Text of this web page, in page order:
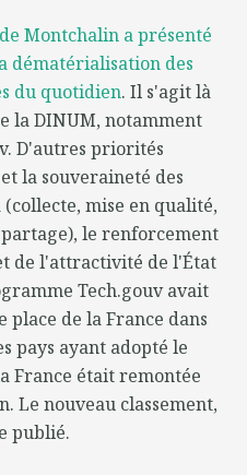
Montchalin a présenté
dématérialisation des
du quotidien. Il s'agit là
la DINUM, notamment
D'autres priorités
la souveraineté des
mise en qualité,
le renforcement
de l'attractivité de l'État
Tech.gouv avait
place de la France dans
pays ayant adopté le
France était remontée
Le nouveau classement,
publié.